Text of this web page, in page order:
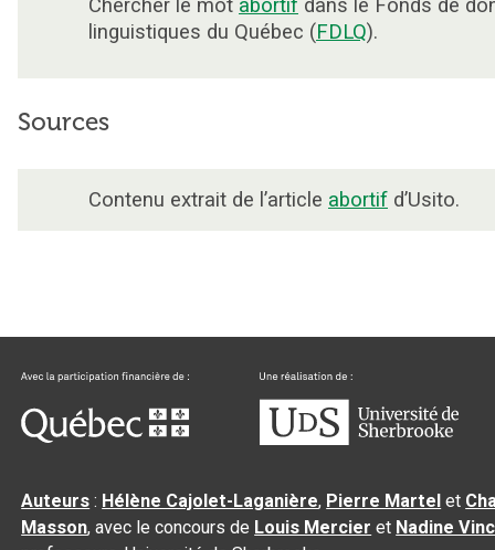
Chercher le mot abortif dans le Fonds de
linguistiques du Québec (FDLQ).
Sources
Contenu extrait de l’article abortif d’Usito.
Auteurs : Hélène Cajolet-Laganière, Pierre Martel et
Masson, avec le concours de Louis Mercier et Nadine